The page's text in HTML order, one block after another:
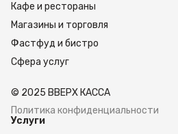
Кафе и рестораны
Магазины и торговля
Фастфуд и бистро
Сфера услуг
© 2025 ВВЕРХ КАССА
Политика конфиденциальности
Услуги